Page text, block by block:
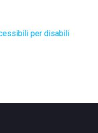
per disabili